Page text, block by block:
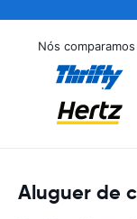
Nós
Aluguer de